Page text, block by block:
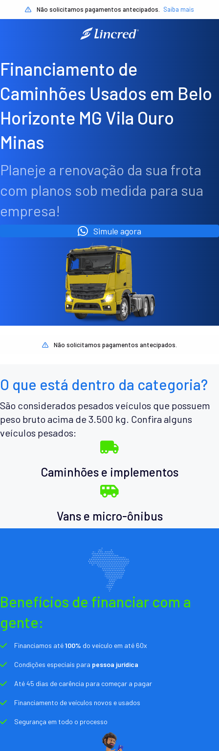
Não solicitamos pagamentos antecipados. Saiba mais
Financiamento de
Caminhões Usados em Belo
Horizonte MG Vila Ouro
Minas
Planeje a renovação da sua frota
com planos sob medida para sua
empresa!
Simule agora
Não solicitamos pagamentos antecipados.
O que está dentro da categoria?
São considerados pesados veículos que possuem
peso bruto acima de 3.500 kg. Confira alguns
veículos pesados:
Caminhões e implementos
Vans e micro-ônibus
Benefícios de financiar com a
gente:
Financiamos até100% do veículo em até 60x
Condições especiais para pessoa jurídica
Até 45 dias de carência para começar a pagar
Financiamento de veículos novos e usados
Segurança em todo o processo